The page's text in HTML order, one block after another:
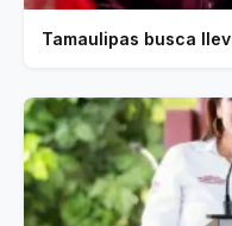
Tamaulipas busca